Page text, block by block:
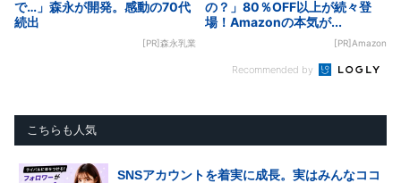
で…」森永が開発。感動の70代
続出
[PR]森永乳業
の？」80％OFF以上が続々登
場！Amazonの本気が...
[PR]Amazon
Recommended by
こちらも人気
SNSアカウントを着実に成長。実はみんなココ